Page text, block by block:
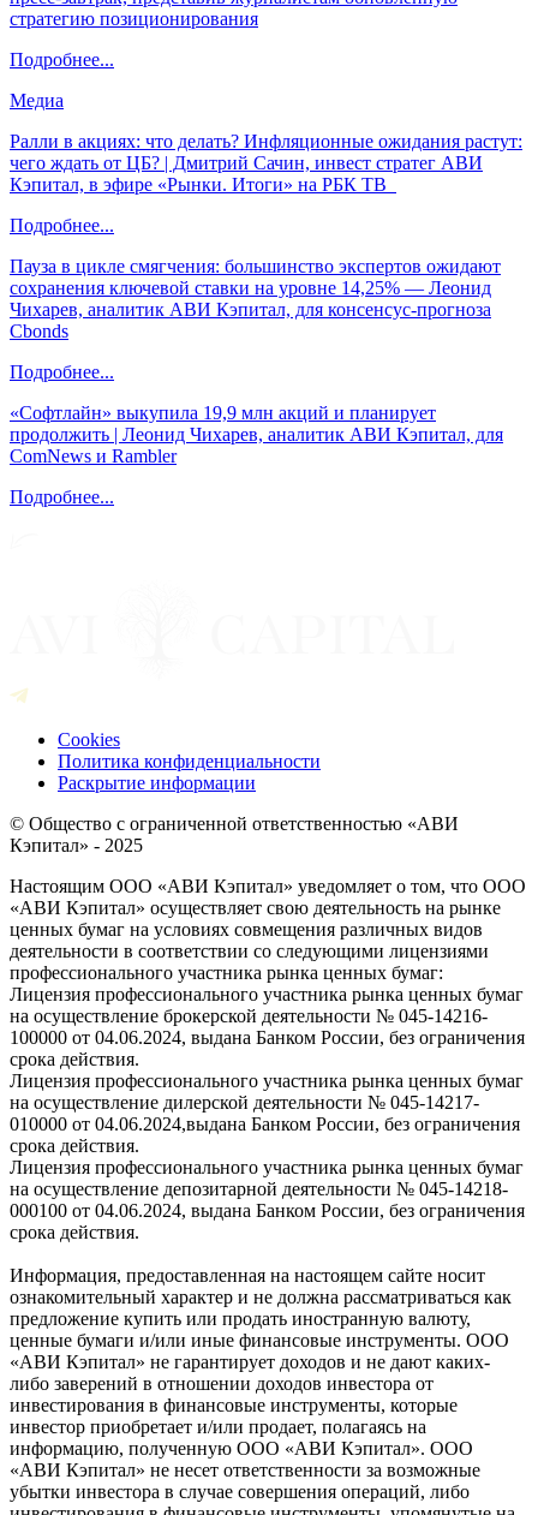
стратегию позиционирования
Подробнее...
Медиа
Ралли в акциях: что делать? Инфляционные ожидания растут:
чего ждать от ЦБ? | Дмитрий Сачин, инвест стратег АВИ
Кэпитал, в эфире «Рынки. Итоги» на РБК ТВ
Подробнее...
Пауза в цикле смягчения: большинство экспертов ожидают
сохранения ключевой ставки на уровне 14,25% — Леонид
Чихарев, аналитик АВИ Кэпитал, для консенсус-прогноза
Cbonds
Подробнее...
«Софтлайн» выкупила 19,9 млн акций и планирует
продолжить | Леонид Чихарев, аналитик АВИ Кэпитал, для
ComNews и Rambler
Подробнее...
Cookies
Политика конфиденциальности
Раскрытие информации
© Общество с ограниченной ответственностью «АВИ
Кэпитал» - 2025
Настоящим ООО «АВИ Кэпитал» уведомляет о том, что ООО
«АВИ Кэпитал» осуществляет свою деятельность на рынке
ценных бумаг на условиях совмещения различных видов
деятельности в соответствии со следующими лицензиями
профессионального участника рынка ценных бумаг:
Лицензия профессионального участника рынка ценных бумаг
на осуществление брокерской деятельности № 045-14216-
100000 от 04.06.2024, выдана Банком России, без ограничения
срока действия.
Лицензия профессионального участника рынка ценных бумаг
на осуществление дилерской деятельности № 045-14217-
010000 от 04.06.2024,выдана Банком России, без ограничения
срока действия.
Лицензия профессионального участника рынка ценных бумаг
на осуществление депозитарной деятельности № 045-14218-
000100 от 04.06.2024, выдана Банком России, без ограничения
срока действия.
Информация, предоставленная на настоящем сайте носит
ознакомительный характер и не должна рассматриваться как
предложение купить или продать иностранную валюту,
ценные бумаги и/или иные финансовые инструменты. ООО
«АВИ Кэпитал» не гарантирует доходов и не дают каких-
либо заверений в отношении доходов инвестора от
инвестирования в финансовые инструменты, которые
инвестор приобретает и/или продает, полагаясь на
информацию, полученную ООО «АВИ Кэпитал». ООО
«АВИ Кэпитал» не несет ответственности за возможные
убытки инвестора в случае совершения операций, либо